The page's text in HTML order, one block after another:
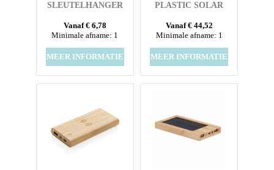
SLEUTELHANGER
Vanaf € 6,78
Minimale afname: 1
MEER INFORMATIE
PLASTIC SOLAR
WIRELESS
Vanaf € 44,52
Minimale afname: 1
MEER INFORMATIE